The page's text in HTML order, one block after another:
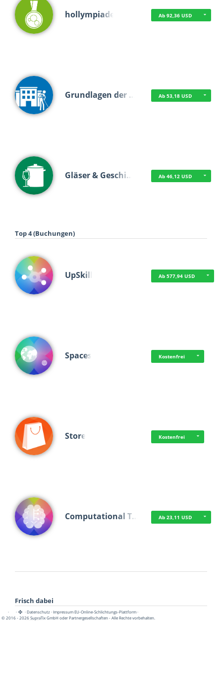
hollympiade Ab 92,36 USD
Grundlagen der … Ab 53,18 USD
Gläser & Geschi… Ab 46,12 USD
Top 4 (Buchungen)
UpSkill Ab 577,94 USD
Spaces Kostenfrei
Store Kostenfrei
Computational T… Ab 23,11 USD
Frisch dabei
· · ·Datenschutz·Impressum EU-Online-Schlichtungs-Plattform·
© 2016 - 2026 SupraTix GmbH oder Partnergesellschaften - Alle Rechte vorbehalten.